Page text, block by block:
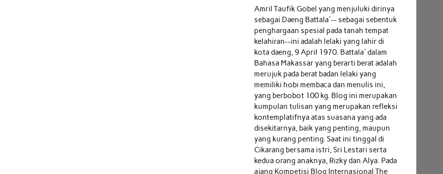
Amril Taufik Gobel yang menjuluki dirinya
sebagai Daeng Battala'-- sebagai sebentuk
penghargaan spesial pada tanah tempat
kelahiran--ini adalah lelaki yang lahir di
kota daeng, 9 April 1970. Battala' dalam
Bahasa Makassar yang berarti berat adalah
merujuk pada berat badan lelaki yang
memiliki hobi membaca dan menulis ini,
yang berbobot 100 kg. Blog ini merupakan
kumpulan tulisan yang merupakan refleksi
kontemplatifnya atas suasana yang ada
disekitarnya, baik yang penting, maupun
yang kurang penting. Saat ini tinggal di
Cikarang bersama istri, Sri Lestari serta
kedua orang anaknya, Rizky dan Alya. Pada
ajang Kompetisi Blog Internasional The